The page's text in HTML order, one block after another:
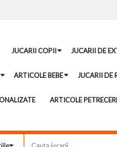
JUCARII COPII JUCARII DE
ARTICOLE BEBE JUCARII DE
ARTICOLE